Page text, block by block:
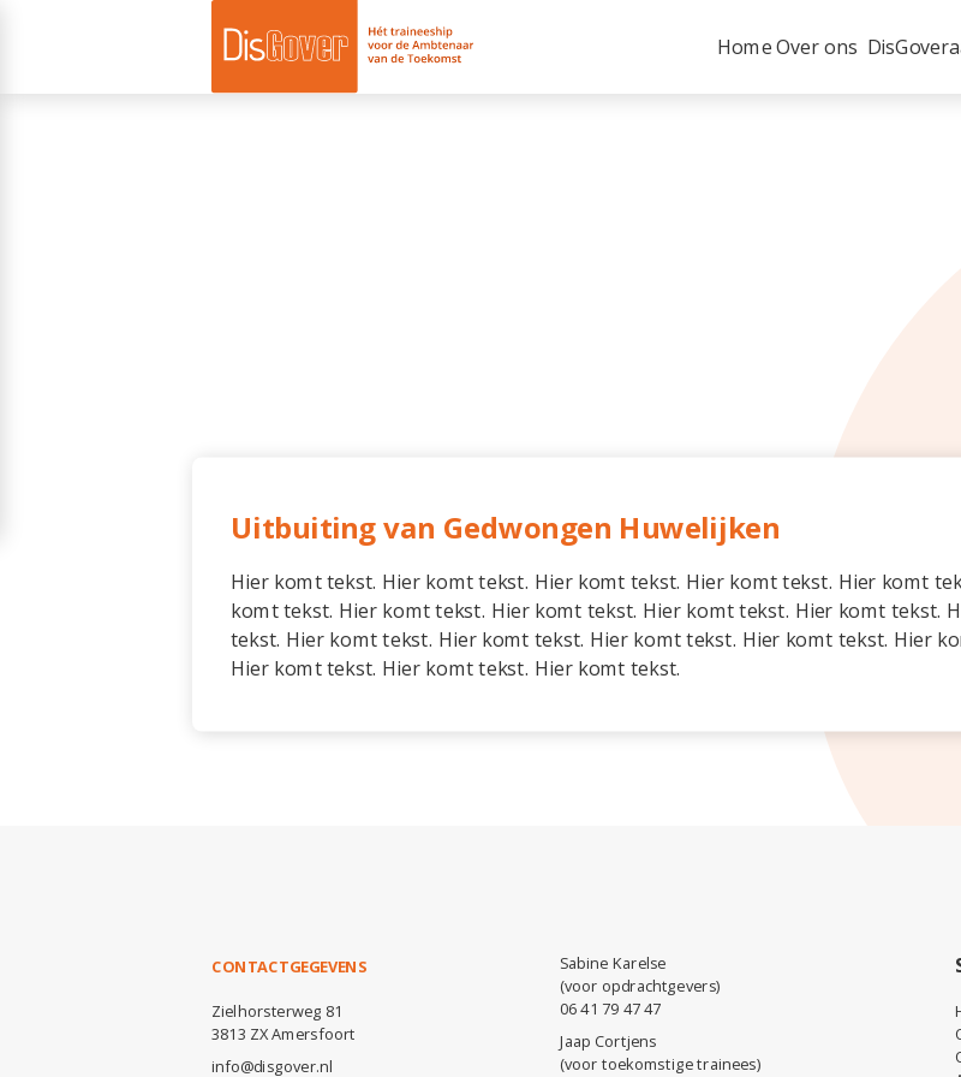
Home Over ons
Uitbuiting van Gedwongen Huwelijken
Hier komt tekst. Hier komt tekst. Hier komt tekst. Hier komt tekst. Hier komt
komt tekst. Hier komt tekst. Hier komt tekst. Hier komt tekst. Hier komt tekst.
tekst. Hier komt tekst. Hier komt tekst. Hier komt tekst. Hier komt tekst. Hier
Hier komt tekst. Hier komt tekst. Hier komt tekst.
CONTACTGEGEVENS
Zielhorsterweg 81
3813 ZX Amersfoort
info@disgover.nl
Sabine Karelse
(voor opdrachtgevers)
06 41 79 47 47
Jaap Cortjens
(voor toekomstige trainees)